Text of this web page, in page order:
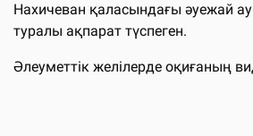
Нахичеван қаласындағы әуежай
туралы ақпарат түспеген.
Әлеуметтік желілерде оқиғаның